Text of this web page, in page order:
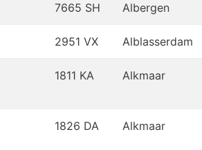
7665 SH Albergen
2951 VX Alblasserdam
1811 KA Alkmaar
1826 DA Alkmaar